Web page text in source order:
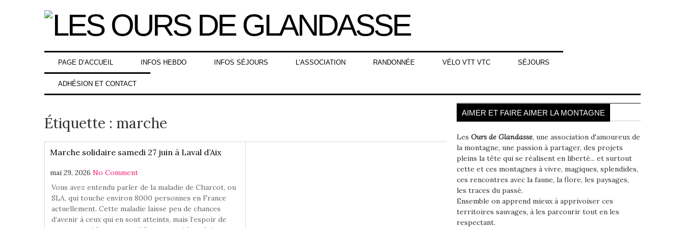
PAGE D’ACCUEIL INFOS HEBDO INFOS SÉJOURS L’ASSOCIATION RANDONNÉE VÉLO VTT VTC SÉJOURS
ADHÉSION ET CONTACT
Étiquette : marche
Marche solidaire samedi 27 juin à Laval d’Aix
mai 29, 2026 No Comment
Vous avez entendu parler de la maladie de Charcot, ou
SLA, qui touche environ 8000 personnes en France
actuellement. Cette maladie laisse peu de chances
d’avenir à ceux qui en sont atteints, mais l’espoir de
AIMER ET FAIRE AIMER LA MONTAGNE
LesOurs de Glandasse, une association d'amoureux de
la montagne, une passion à partager, des projets
pleins la tête qui se réalisent en liberté... et surtout
cette et ces montagnes à vivre, magiques, splendides,
ces rencontres avec la faune, la flore, les paysages,
les traces du passé.
Ensemble on apprend mieux à apprivoiser ces
territoires sauvages, à les parcourir tout en les
respectant.